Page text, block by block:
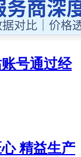
号通过经
精益生产